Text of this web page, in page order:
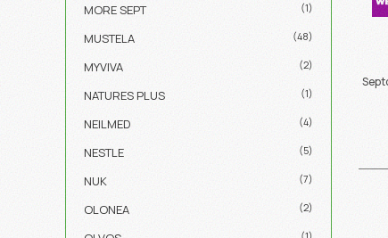
MORE SEPT (1)
MUSTELA (48)
MYVIVA (2)
NATURES PLUS (1)
NEILMED (4)
NESTLE (5)
NUK (7)
OLONEA (2)